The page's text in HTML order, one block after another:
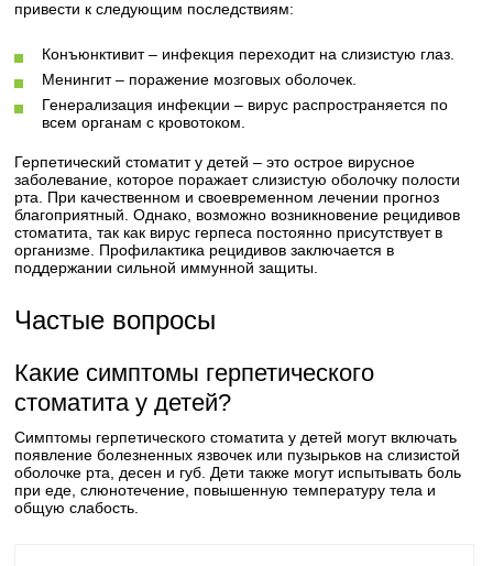
привести к следующим последствиям:
Конъюнктивит – инфекция переходит на слизистую глаз.
Менингит – поражение мозговых оболочек.
Генерализация инфекции – вирус распространяется по
всем органам с кровотоком.
Герпетический стоматит у детей – это острое вирусное
заболевание, которое поражает слизистую оболочку полости
рта. При качественном и своевременном лечении прогноз
благоприятный. Однако, возможно возникновение рецидивов
стоматита, так как вирус герпеса постоянно присутствует в
организме. Профилактика рецидивов заключается в
поддержании сильной иммунной защиты.
Частые вопросы
Какие симптомы герпетического
стоматита у детей?
Симптомы герпетического стоматита у детей могут включать
появление болезненных язвочек или пузырьков на слизистой
оболочке рта, десен и губ. Дети также могут испытывать боль
при еде, слюнотечение, повышенную температуру тела и
общую слабость.